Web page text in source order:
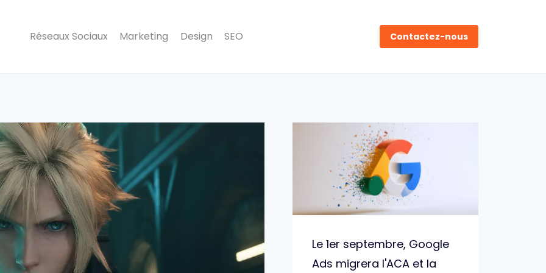
Réseaux Sociaux Marketing Design SEO Contactez-nous
Le 1er septembre, Google
Ads migrera l'ACA et la